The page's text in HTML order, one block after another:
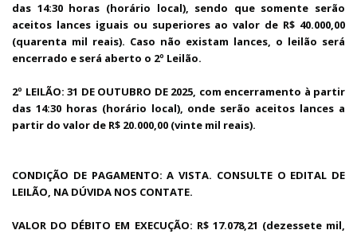
das 14:30 horas (horário local), sendo que somente serão
aceitos lances iguais ou superiores ao valor de R$ 40.000,00
(quarenta mil reais). Caso não existam lances, o leilão será
encerrado e será aberto o 2º Leilão.
2º LEILÃO: 31 DE OUTUBRO DE 2025, com encerramento à partir
das 14:30 horas (horário local), onde serão aceitos lances a
partir do valor de R$ 20.000,00 (vinte mil reais).
CONDIÇÃO DE PAGAMENTO: A VISTA. CONSULTE O EDITAL DE
LEILÃO, NA DÚVIDA NOS CONTATE.
VALOR DO DÉBITO EM EXECUÇÃO: R$ 17.078,21 (dezessete mil,